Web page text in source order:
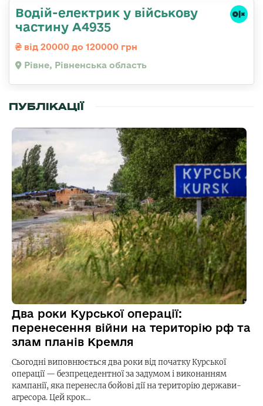
Водій-електрик у військову
частину А4935
від 20000 до 120000 грн
Рівне, Рівненська область
ПУБЛІКАЦІЇ
Два роки Курської операції:
перенесення війни на територію рф та
злам планів Кремля
Сьогодні виповнюється два роки від початку Курської
операції — безпрецедентної за задумом і виконанням
кампанії, яка перенесла бойові дії на територію держави-
агресора. Цей крок…